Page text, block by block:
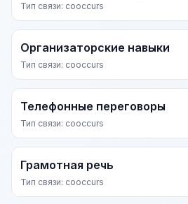
Тип связи: cooccurs
Организаторские навыки
Тип связи: cooccurs
Телефонные переговоры
Тип связи: cooccurs
Грамотная речь
Тип связи: cooccurs